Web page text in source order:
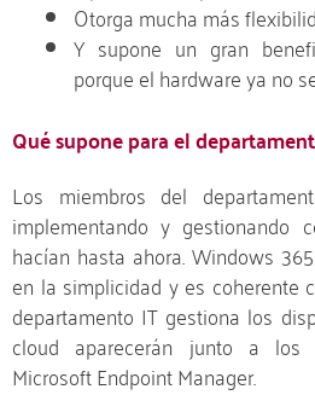
Otorga mucha más
Y supone un gran
porque el hardware ya no
Qué supone para el
Los miembros del
implementando y gestionando
hacían hasta ahora. Windows
en la simplicidad y es coherente
departamento IT gestiona los
cloud aparecerán junto a los
Microsoft Endpoint Manager.